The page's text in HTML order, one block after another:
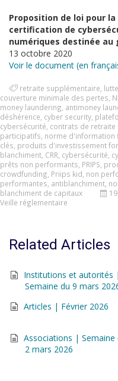
Proposition de loi pour la
certification de
numériques destinée au
13 octobre 2020
Voir le document (en
retraite supplémentaire
couverture minimale des pertes
money laundering antimoney
déshérence cyber security
cybersécurité contrats de
participatifs norme d'information
clés produits d'investissement
blanchiment CRR cybersécurité
prêts non performants PRIPS
crowdfunding Priips kid non
performantes antiblanchiment
blanchiment de capitaux
Veille réglementaire
Related Articles
Institutions et autorités |
Semaine du 9 mars
Articles | Février 2026
Associations | Semaine
2 mars 2026